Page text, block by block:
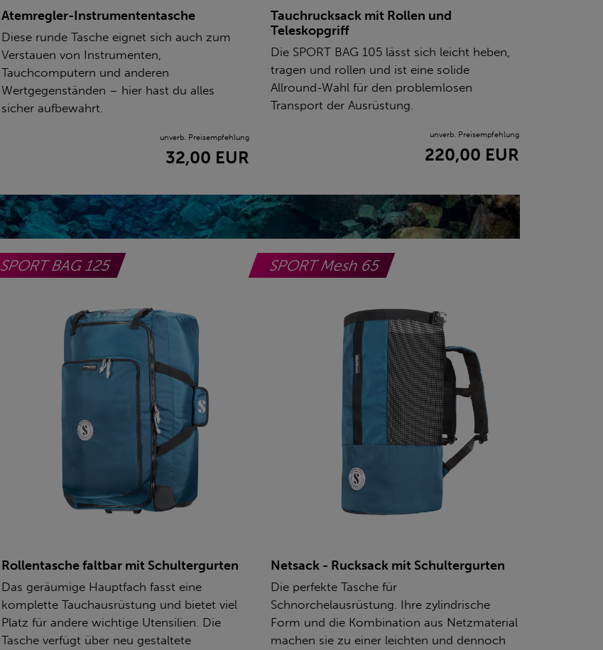
Atemregler-Instrumententasche
Diese runde Tasche eignet sich auch zum
Verstauen von Instrumenten,
Tauchcomputern und anderen
Wertgegenständen – hier hast du alles
sicher aufbewahrt.
unverb. Preisempfehlung
32,00 EUR
Tauchrucksack mit Rollen und
Teleskopgriff
Die SPORT BAG 105 lässt sich leicht heben,
tragen und rollen und ist eine solide
Allround-Wahl für den problemlosen
Transport der Ausrüstung.
unverb. Preisempfehlung
220,00 EUR
SPORT BAG 125
Rollentasche faltbar mit Schultergurten
Das geräumige Hauptfach fasst eine
komplette Tauchausrüstung und bietet viel
Platz für andere wichtige Utensilien. Die
Tasche verfügt über neu gestaltete
SPORT Mesh 65
Netsack - Rucksack mit Schultergurten
Die perfekte Tasche für
Schnorchelausrüstung. Ihre zylindrische
Form und die Kombination aus Netzmaterial
machen sie zu einer leichten und dennoch